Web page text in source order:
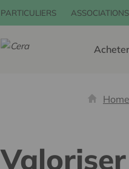
PARTICULIERS ASSOCIATIONS
Home